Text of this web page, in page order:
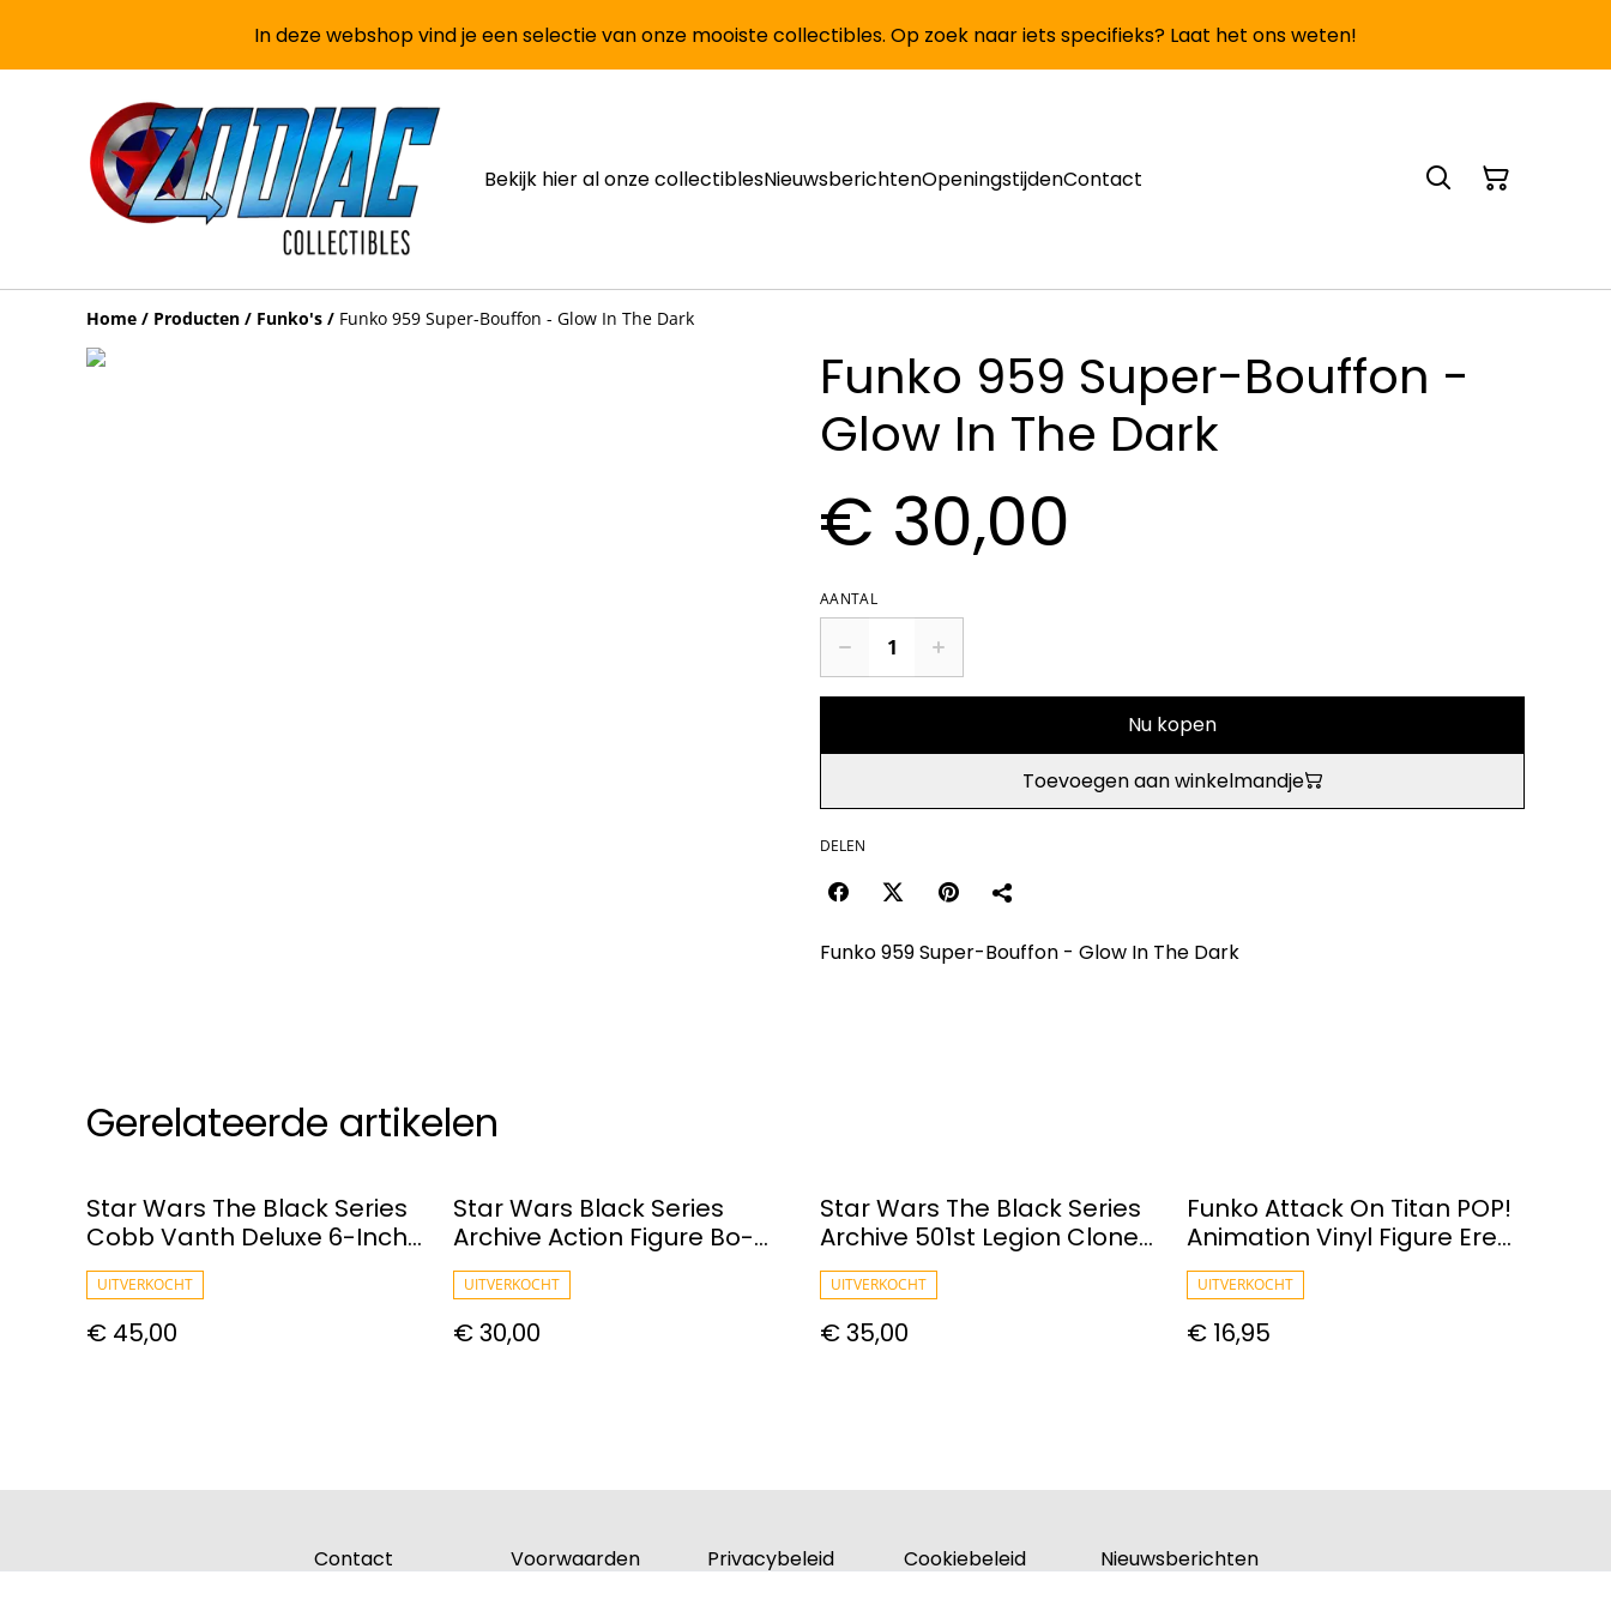
In deze webshop vind je een selectie van onze mooiste collectibles. Op zoek naar iets specifieks? Laat het ons weten!
Bekijk hier al onze collectiblesNieuwsberichtenOpeningstijdenContact
Home / Producten / Funko's / Funko 959 Super-Bouffon - Glow In The Dark
Funko 959 Super-Bouffon -
Glow In The Dark
€ 30,00
AANTAL
Nu kopen
Toevoegen aan winkelmandje
DELEN
Funko 959 Super-Bouffon - Glow In The Dark
Gerelateerde artikelen
Star Wars The Black Series
Cobb Vanth Deluxe 6-Inch
Action Figure
UITVERKOCHT
€ 45,00
Star Wars Black Series
Archive Action Figure Bo-
Katan Kryze 15 Cm
UITVERKOCHT
€ 30,00
Star Wars The Black Series
Archive 501st Legion Clone
Trooper Action Figure
UITVERKOCHT
€ 35,00
Funko Attack On Titan POP!
Animation Vinyl Figure Eren
Jaeger 9 Cm
UITVERKOCHT
€ 16,95
Contact Voorwaarden Privacybeleid Cookiebeleid Nieuwsberichten